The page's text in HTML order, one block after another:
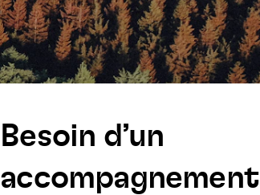
Besoin d’un
accompagnement